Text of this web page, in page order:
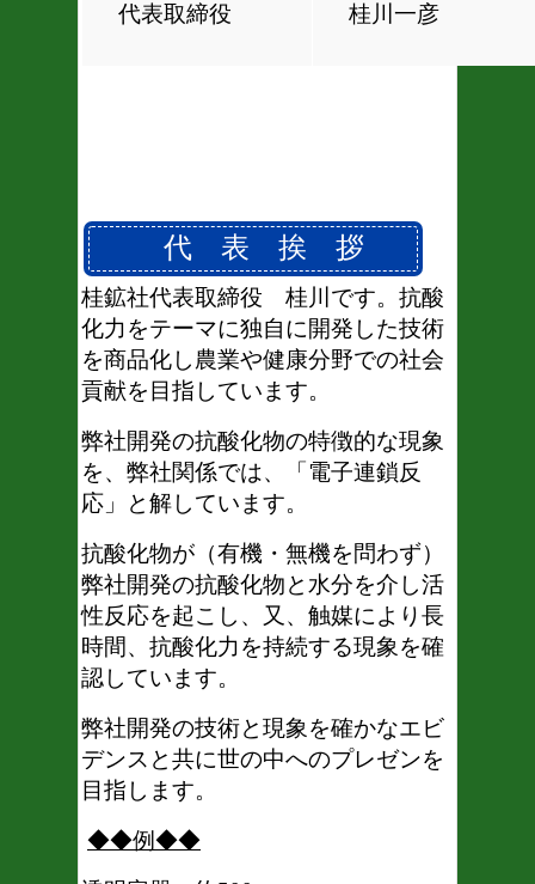
代表取締役 桂川一彦
代 表 挨 拶
桂鉱社代表取締役 桂川です。 抗酸
化力をテーマに独自に開発した技術
を商品化し農業や健康分野での社会
貢献を目指しています。
弊社開発の抗酸化物の特徴的な現象
を、弊社関係では、「電子連鎖反
応」と解しています。
抗酸化物が（有機・無機を問わず）
弊社開発の抗酸化物と水分を介し活
性反応を起こし、又、触媒により長
時間、抗酸化力を持続する現象を確
認しています。
弊社開発の技術と現象を確かなエビ
デンスと共に世の中へのプレゼンを
目指します。
◆◆例◆◆